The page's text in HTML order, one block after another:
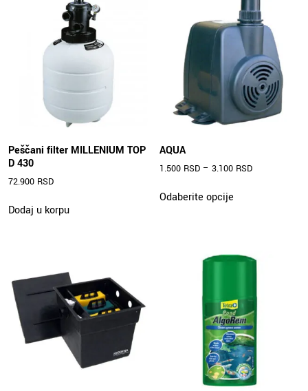
Peščani filter MILLENIUM TOP
D 430
72.900 RSD
Dodaj u korpu
AQUA
1.500 RSD –3.100 RSD
Odaberite opcije
Opcije
izabrane
na
stranici
proizvoda.